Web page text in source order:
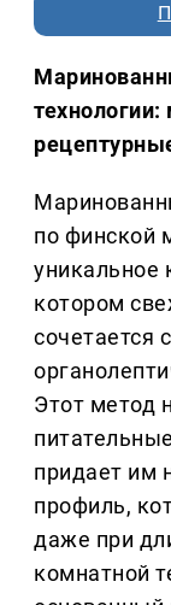
по финской
уникальное
котором
сочетается
Этот метод
придает им
профиль,
даже при
комнатной